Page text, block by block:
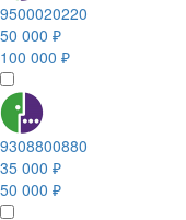
9500020220
50 000 ₽
100 000 ₽
9308800880
35 000 ₽
50 000 ₽